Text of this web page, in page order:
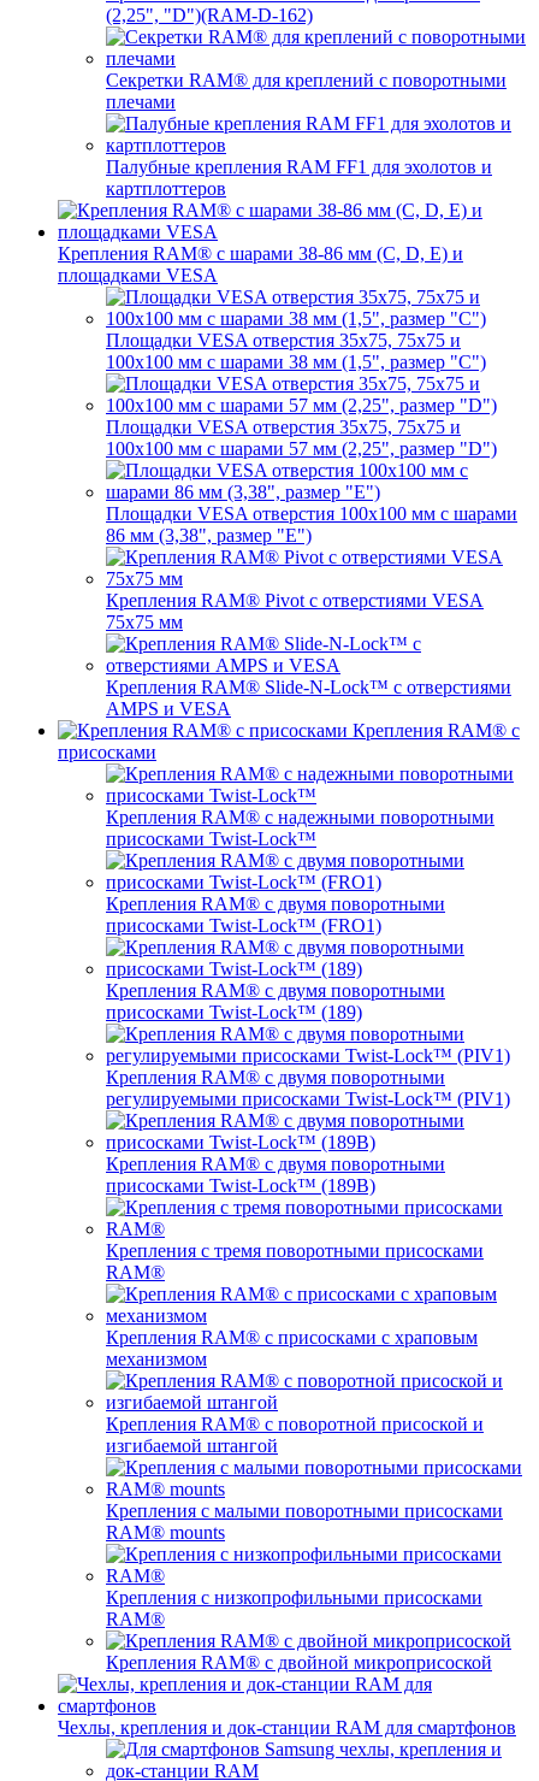
(2,25", "D")(RAM-D-162)
Секретки RAM® для креплений с поворотными
плечами
Палубные крепления RAM FF1 для эхолотов и
картплоттеров
Крепления RAM® с шарами 38-86 мм (C, D, E) и
площадками VESA
Площадки VESA отверстия 35x75, 75x75 и
100x100 мм с шарами 38 мм (1,5", размер "C")
Площадки VESA отверстия 35х75, 75x75 и
100x100 мм с шарами 57 мм (2,25", размер "D")
Площадки VESA отверстия 100x100 мм с шарами
86 мм (3,38", размер "E")
Крепления RAM® Pivot с отверстиями VESA
75x75 мм
Крепления RAM® Slide-N-Lock™ с отверстиями
AMPS и VESA
Крепления RAM® с
присосками
Крепления RAM® с надежными поворотными
присосками Twist-Lock™
Крепления RAM® с двумя поворотными
присосками Twist-Lock™ (FRO1)
Крепления RAM® с двумя поворотными
присосками Twist-Lock™ (189)
Крепления RAM® с двумя поворотными
регулируемыми присосками Twist-Lock™ (PIV1)
Крепления RAM® с двумя поворотными
присосками Twist-Lock™ (189B)
Крепления с тремя поворотными присосками
RAM®
Крепления RAM® с присосками с храповым
механизмом
Крепления RAM® с поворотной присоской и
изгибаемой штангой
Крепления с малыми поворотными присосками
RAM® mounts
Крепления с низкопрофильными присосками
RAM®
Крепления RAM® с двойной микроприсоской
Чехлы, крепления и док-станции RAM для смартфонов